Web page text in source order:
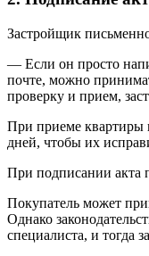
Застройщик
— Если он просто
почте, можно
проверку и прием,
При приеме квартиры
дней, чтобы их
При подписании акта
Покупатель может
Однако
специалиста, и тогда